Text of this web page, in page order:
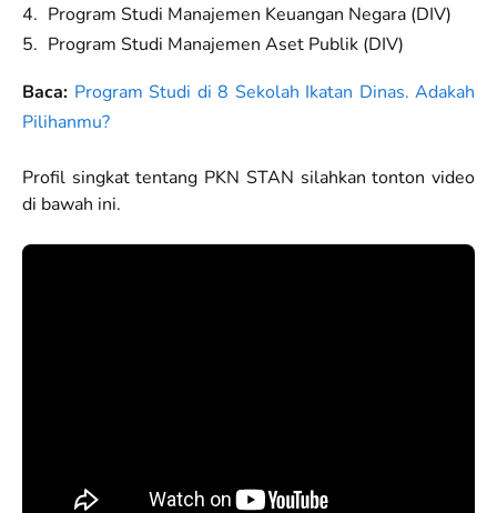
Program Studi Manajemen Keuangan Negara (DIV)
Program Studi Manajemen Aset Publik (DIV)
Baca: Program Studi di 8 Sekolah Ikatan Dinas. Adakah
Pilihanmu?
Profil singkat tentang PKN STAN silahkan tonton video
di bawah ini.